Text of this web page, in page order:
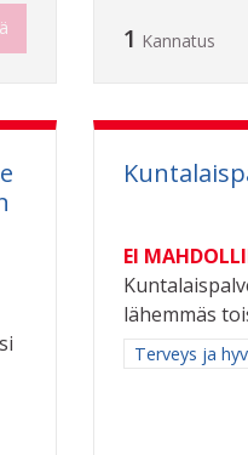
1 Kannatus
EI
lähemmäs
Rajaa
Terveys ja